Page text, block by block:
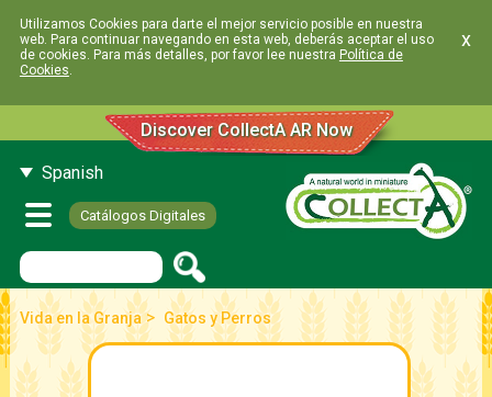
Utilizamos Cookies para darte el mejor servicio posible en nuestra
web. Para continuar navegando en esta web, deberás aceptar el uso
de cookies. Para más detalles, por favor lee nuestra Política de
Cookies.
x
Discover CollectA AR Now
Spanish
Catálogos Digitales
Vida en la Granja> Gatos y Perros